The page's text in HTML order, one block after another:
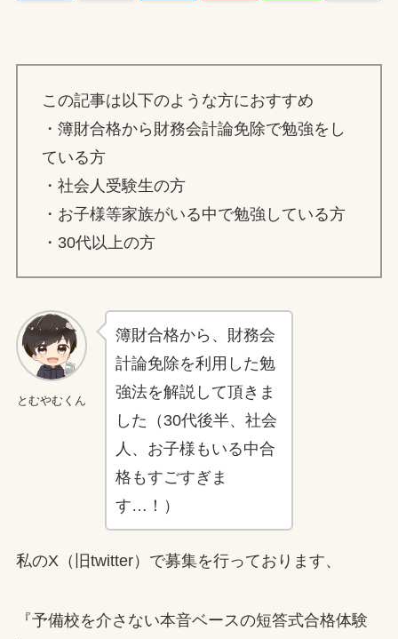
この記事は以下のような方におすすめ
・簿財合格から財務会計論免除で勉強をし
ている方
・社会人受験生の方
・お子様等家族がいる中で勉強している方
・30代以上の方
とむやむくん
簿財合格から、財務会
計論免除を利用した勉
強法を解説して頂きま
した（30代後半、社会
人、お子様もいる中合
格もすごすぎま
す…！）
私のX（旧twitter）で募集を行っております、
『予備校を介さない本音ベースの短答式合格体験